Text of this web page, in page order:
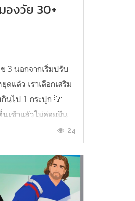
องวัย 30+
3 นอกจากเริ่มปรับ
แล้ว เราเลือกเสริม
นไป 1 กระปุก 💡
เช้าแล้วไม่ค่อยมึน
าย Content แนะนำ
วเลย กินง่ายสุด
ใครที่เคยกิ...
24